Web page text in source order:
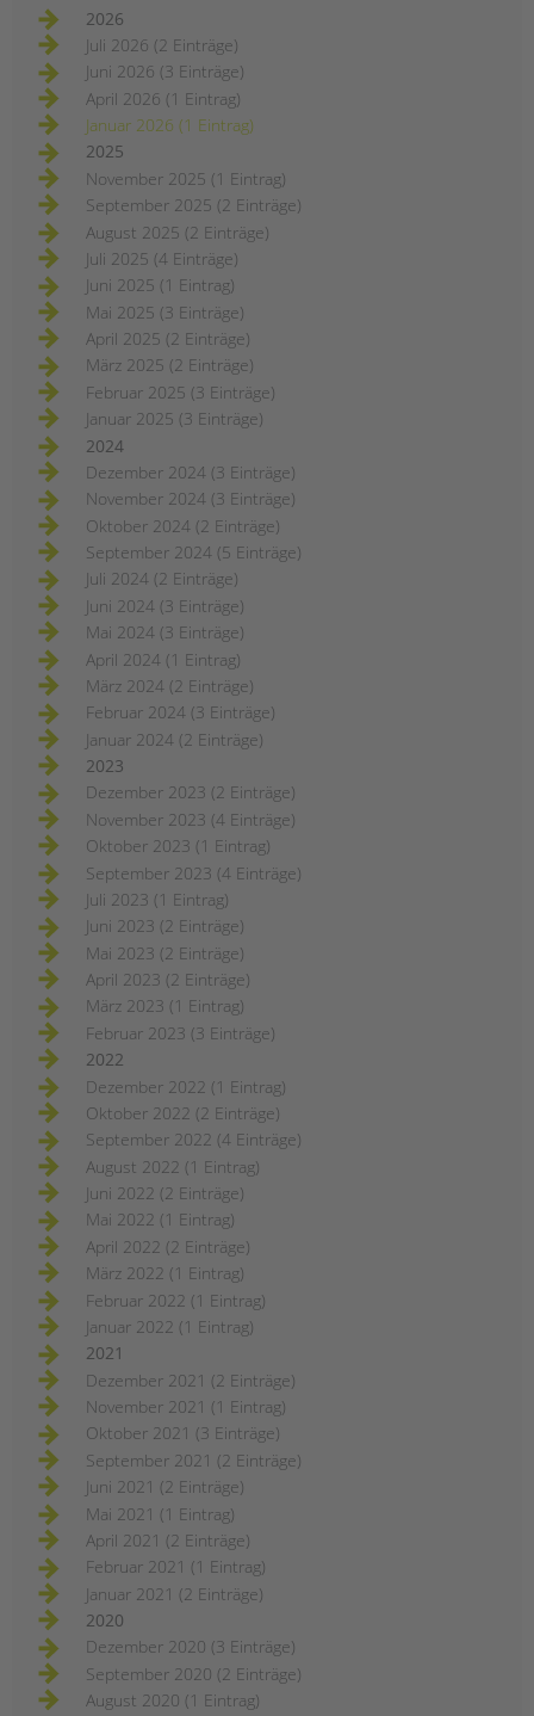
Datenschutz
Hinweisgebersystem
Intranet
2026
Juli 2026 (2 Einträge)
Juni 2026 (3 Einträge)
April 2026 (1 Eintrag)
Januar 2026 (1 Eintrag)
2025
November 2025 (1 Eintrag)
September 2025 (2 Einträge)
August 2025 (2 Einträge)
Juli 2025 (4 Einträge)
Juni 2025 (1 Eintrag)
Mai 2025 (3 Einträge)
April 2025 (2 Einträge)
März 2025 (2 Einträge)
Februar 2025 (3 Einträge)
Januar 2025 (3 Einträge)
2024
Dezember 2024 (3 Einträge)
November 2024 (3 Einträge)
Oktober 2024 (2 Einträge)
September 2024 (5 Einträge)
Juli 2024 (2 Einträge)
Juni 2024 (3 Einträge)
Mai 2024 (3 Einträge)
April 2024 (1 Eintrag)
März 2024 (2 Einträge)
Februar 2024 (3 Einträge)
Januar 2024 (2 Einträge)
2023
Dezember 2023 (2 Einträge)
November 2023 (4 Einträge)
Oktober 2023 (1 Eintrag)
September 2023 (4 Einträge)
Juli 2023 (1 Eintrag)
Juni 2023 (2 Einträge)
Mai 2023 (2 Einträge)
April 2023 (2 Einträge)
März 2023 (1 Eintrag)
Februar 2023 (3 Einträge)
2022
Dezember 2022 (1 Eintrag)
Oktober 2022 (2 Einträge)
September 2022 (4 Einträge)
August 2022 (1 Eintrag)
Juni 2022 (2 Einträge)
Mai 2022 (1 Eintrag)
April 2022 (2 Einträge)
März 2022 (1 Eintrag)
Februar 2022 (1 Eintrag)
Januar 2022 (1 Eintrag)
2021
Dezember 2021 (2 Einträge)
November 2021 (1 Eintrag)
Oktober 2021 (3 Einträge)
September 2021 (2 Einträge)
Juni 2021 (2 Einträge)
Mai 2021 (1 Eintrag)
April 2021 (2 Einträge)
Februar 2021 (1 Eintrag)
Januar 2021 (2 Einträge)
2020
Dezember 2020 (3 Einträge)
September 2020 (2 Einträge)
August 2020 (1 Eintrag)